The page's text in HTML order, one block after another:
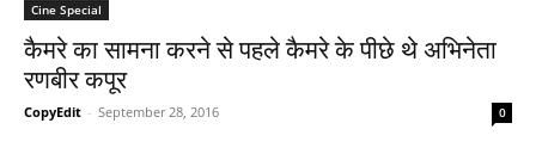
Cine Special
कैमरे का सामना करने से पहले कैमरे के पीछे थे अभिनेता
रणबीर कपूर
CopyEdit - September 28, 2016 0